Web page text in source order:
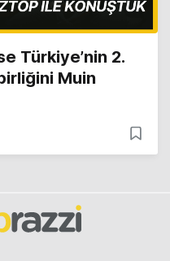
Türkiye’nin 2.
Muin